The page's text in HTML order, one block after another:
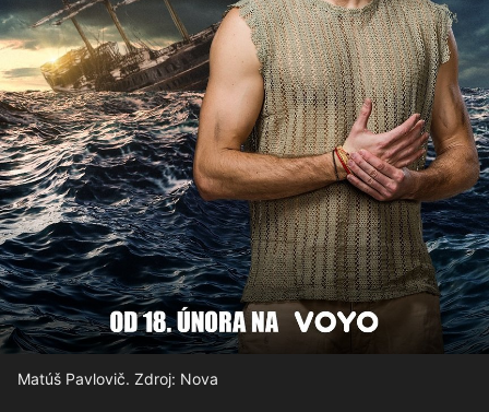
Matúš Pavlovič. Zdroj: Nova